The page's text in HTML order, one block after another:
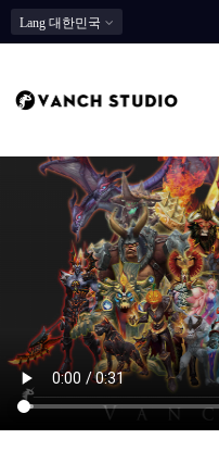
Lang 대한민국